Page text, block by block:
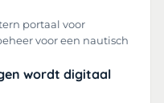
portaal voor
voor een nautisch
wordt digitaal